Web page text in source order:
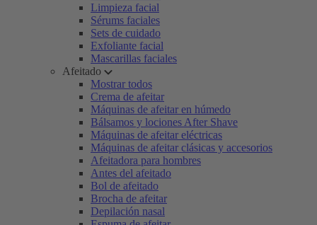
Limpieza facial
Sérums faciales
Sets de cuidado
Exfoliante facial
Mascarillas faciales
Afeitado
Mostrar todos
Crema de afeitar
Máquinas de afeitar en húmedo
Bálsamos y lociones After Shave
Máquinas de afeitar eléctricas
Máquinas de afeitar clásicas y accesorios
Afeitadora para hombres
Antes del afeitado
Bol de afeitado
Brocha de afeitar
Depilación nasal